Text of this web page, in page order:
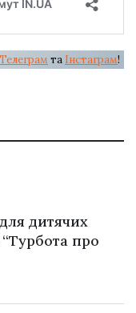
Телеграм та Інстаграм!
дитячих
про